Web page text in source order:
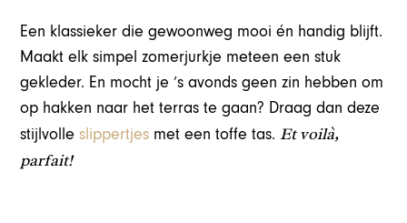
Een klassieker die gewoonweg mooi én handig blijft.
Maakt elk simpel zomerjurkje meteen een stuk
gekleder. En mocht je ‘s avonds geen zin hebben om
op hakken naar het terras te gaan? Draag dan deze
stijlvolleslippertjes met een toffe tas.Et voilà,
parfait!